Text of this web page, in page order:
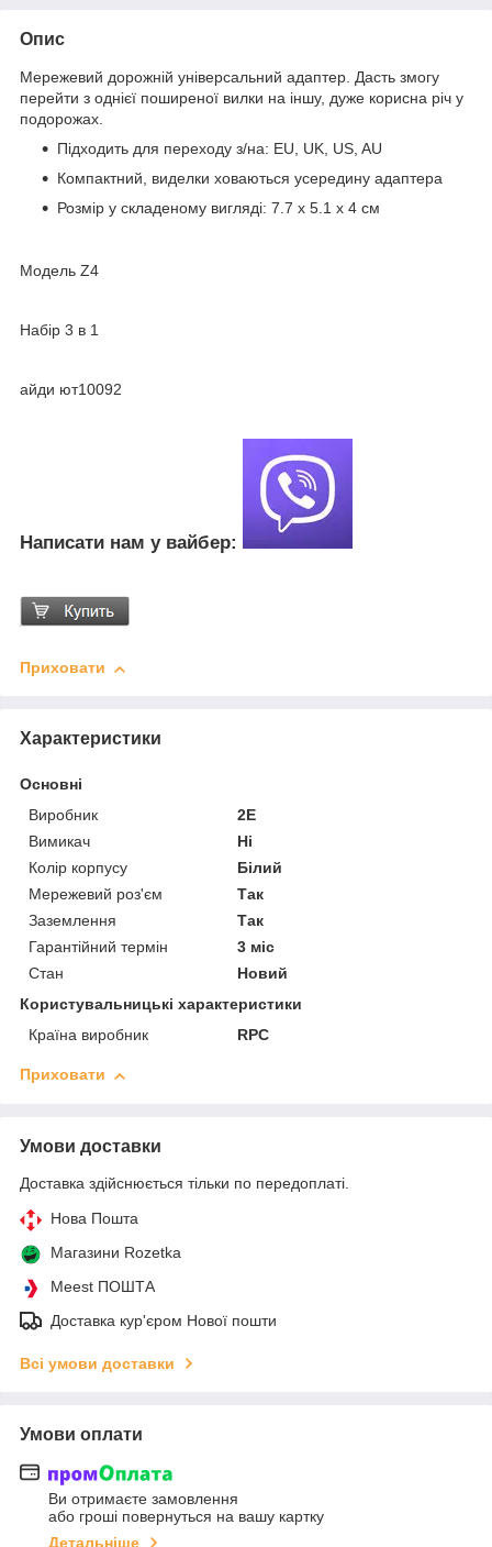
Опис
Мережевий дорожній універсальний адаптер. Дасть змогу
перейти з однієї поширеної вилки на іншу, дуже корисна річ у
подорожах.
Підходить для переходу з/на: EU, UK, US, AU
Компактний, виделки ховаються усередину адаптера
Розмір у складеному вигляді: 7.7 х 5.1 х 4 см
Модель Z4
Набір 3 в 1
айди ют10092
Написати нам у вайбер:
Приховати
Характеристики
Основні
Виробник
2E
Вимикач
Ні
Колір корпусу
Білий
Мережевий роз'єм
Так
Заземлення
Так
Гарантійний термін
3 міс
Стан
Новий
Користувальницькі характеристики
Країна виробник
RPC
Приховати
Умови доставки
Доставка здійснюється тільки по передоплаті.
Нова Пошта
Магазини Rozetka
Meest ПОШТА
Доставка кур'єром Нової пошти
Всі умови доставки
Умови оплати
Ви отримаєте замовлення
або гроші повернуться на вашу картку
Детальніше